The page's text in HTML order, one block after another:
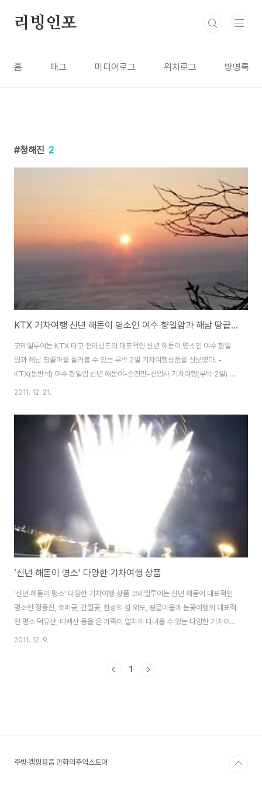
리빙인포
홈 태그 미디어로그 위치로그 방명록
청해진 2
KTX 기차여행 신년 해돋이 명소인 여수 향일암과 해남 땅끝마을 둘러볼 수 있는 무박 2일 기차여행상품
코레일투어는 KTX 타고 전라남도의 대표적인 신년 해돋이 명소인 여수 향일
암과 해남 땅끝마을 둘러볼 수 있는 무박 2일 기차여행상품을 선보였다. -
KTX(동반석) 여수 향일암 신년 해돋이-순천만-선암사 기차여행(무박 2일) 용
산역을 저녁 9시 40분 출발하여 장성역에 도착, 연계버스를 타고 여수 돌산대
을 취하고 “해를 향한 암자” 향일암으로 걸어간다. 관음정에 올라 장엄하게 떠
오르는 신년 일출을 바라보며, 신년 소망을 빌어보자. 일출 관람 후 8,000년의
역사를 간직한 순천만자연생태공원으로 이동, 아름다운 습지에 갈대숲 길을 따
라 조성된 탐방로를 지나 용산전망대에 올라 순천만을 한 눈에 바라보면 아름
다운 전경에 감탄사가 절로 ..
2011. 12. 21.
‘신년 해돋이 명소’ 다양한 기차여행 상품
‘신년 해돋이 명소’ 다양한 기차여행 상품 코레일투어는 신년 해돋이 대표적인
명소인 정동진, 호미곶, 간절곶, 환상의 섬 외도, 땅끝마을과 눈꽃여행의 대표적
인 명소 덕유산, 태백산 등을 온 가족이 알차게 다녀올 수 있는 다양한 기차여행
상품을 내놓았다. 우리나라의 가장 유명한 신년 해돋이 명소를 찾아 떠나는 기
2011. 12. 9.
1
주방·캠핑용품 만화의추억스토어